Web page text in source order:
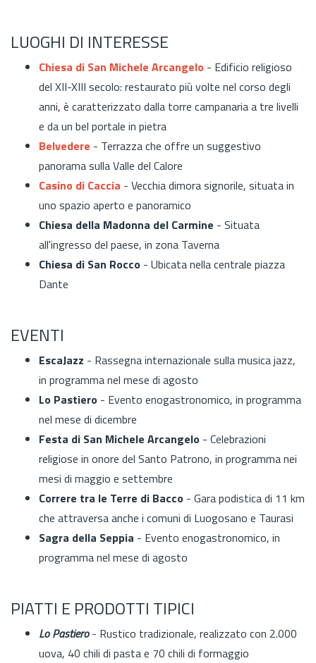
LUOGHI DI INTERESSE
Chiesa di San Michele Arcangelo - Edificio religioso
del XII-XIII secolo: restaurato più volte nel corso degli
anni, è caratterizzato dalla torre campanaria a tre livelli
e da un bel portale in pietra
Belvedere - Terrazza che offre un suggestivo
panorama sulla Valle del Calore
Casino di Caccia - Vecchia dimora signorile, situata in
uno spazio aperto e panoramico
Chiesa della Madonna del Carmine - Situata
all'ingresso del paese, in zona Taverna
Chiesa di San Rocco - Ubicata nella centrale piazza
Dante
EVENTI
EscaJazz - Rassegna internazionale sulla musica jazz,
in programma nel mese di agosto
Lo Pastiero - Evento enogastronomico, in programma
nel mese di dicembre
Festa di San Michele Arcangelo - Celebrazioni
religiose in onore del Santo Patrono, in programma nei
mesi di maggio e settembre
Correre tra le Terre di Bacco - Gara podistica di 11 km
che attraversa anche i comuni di Luogosano e Taurasi
Sagra della Seppia - Evento enogastronomico, in
programma nel mese di agosto
PIATTI E PRODOTTI TIPICI
Lo Pastiero- Rustico tradizionale, realizzato con 2.000
uova, 40 chili di pasta e 70 chili di formaggio